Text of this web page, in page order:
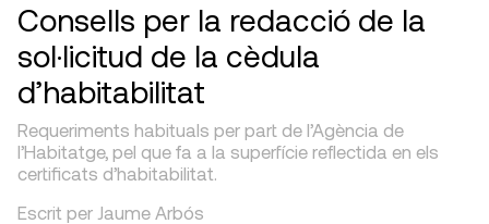
Consells per la redacció de la
sol·licitud de la cèdula
d’habitabilitat
Requeriments habituals per part de l’Agència de
l’Habitatge, pel que fa a la superfície reflectida en els
certificats d’habitabilitat.
Escrit per Jaume Arbós